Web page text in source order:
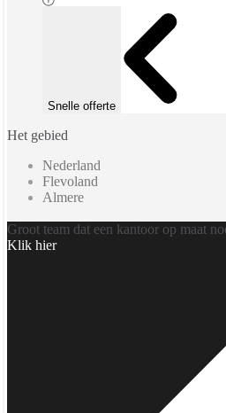
Snelle offerte
Het gebied
Nederland
Flevoland
Almere
Groot team dat een kantoor op maat
Klik hier